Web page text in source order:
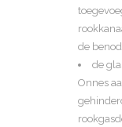
de
de
Onnes